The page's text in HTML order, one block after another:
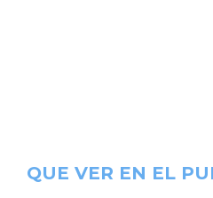
QUE VER EN EL